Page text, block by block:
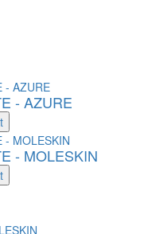
- AZURE
- MOLESKIN